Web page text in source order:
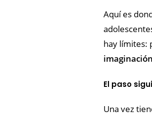
Aquí es
hay límites:
imaginación
El paso
Una vez